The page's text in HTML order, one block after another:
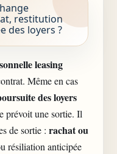
restitution
des loyers ?
leasing
Même en cas
des loyers
prévoit une sortie. Il
de sortie : rachat ou
résiliation anticipée